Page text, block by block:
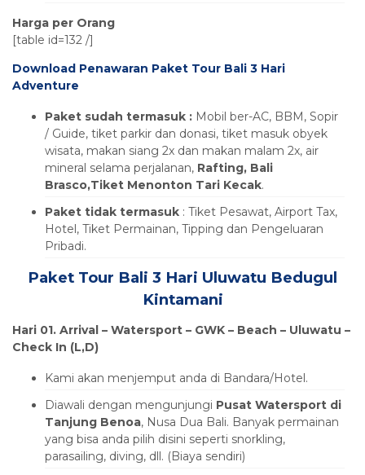
Harga per Orang
[table id=132 /]
Download Penawaran Paket Tour Bali 3 Hari
Adventure
Paket sudah termasuk : Mobil ber-AC, BBM, Sopir
/ Guide, tiket parkir dan donasi, tiket masuk obyek
wisata, makan siang 2x dan makan malam 2x, air
mineral selama perjalanan, Rafting, Bali
Brasco,Tiket Menonton Tari Kecak.
Paket tidak termasuk : Tiket Pesawat, Airport Tax,
Hotel, Tiket Permainan, Tipping dan Pengeluaran
Pribadi.
Paket Tour Bali 3 Hari Uluwatu Bedugul
Kintamani
Hari 01. Arrival – Watersport – GWK – Beach – Uluwatu –
Check In (L,D)
Kami akan menjemput anda di Bandara/Hotel.
Diawali dengan mengunjungi Pusat Watersport di
Tanjung Benoa, Nusa Dua Bali. Banyak permainan
yang bisa anda pilih disini seperti snorkling,
parasailing, diving, dll. (Biaya sendiri)